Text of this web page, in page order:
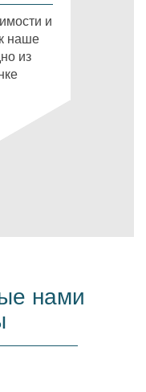
и
наше
из
нами